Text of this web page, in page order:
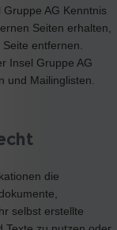
AG Kenntnis
Seiten erhalten,
entfernen.
Insel Gruppe AG
und Mailinglisten.
die
selbst erstellte